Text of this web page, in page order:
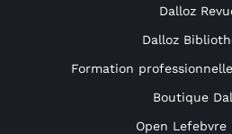
Dalloz
Dalloz
Formation
Boutique
Open Lefebvre